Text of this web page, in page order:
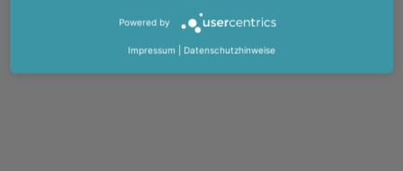
Powered by
Impressum Datenschutzhinweise